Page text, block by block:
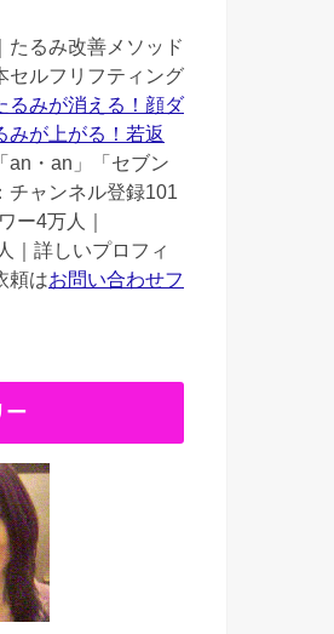
たるみ改善メソッド
セルフリフティング
るみが消える！顔ダ
みが上がる！若返
an・an」「セブン
：チャンネル登録101
ー4万人｜
｜詳しいプロフィ
頼はお問い合わせフ
ー